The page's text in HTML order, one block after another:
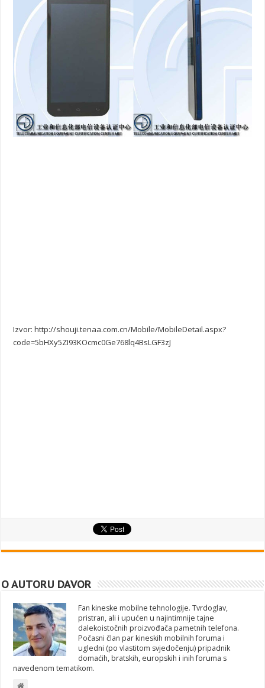
Izvor: http://shouji.tenaa.com.cn/Mobile/MobileDetail.aspx?
code=5bHXy5ZI93KOcmc0Ge768lq4BsLGF3zJ
O AUTORU DAVOR
Fan kineske mobilne tehnologije. Tvrdoglav,
pristran, ali i upućen u najintimnije tajne
dalekoistočnih proizvođača pametnih telefona.
Počasni član par kineskih mobilnih foruma i
ugledni (po vlastitom svjedočenju) pripadnik
domaćih, bratskih, europskih i inih foruma s
navedenom tematikom.